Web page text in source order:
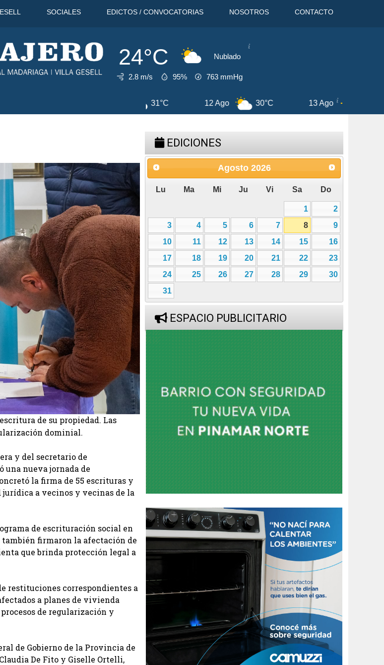
SOCIALES EDICTOS / CONVOCATORIAS NOSOTROS CONTACTO
24°C Nublado
2.8 m/s 95% 763 mmHg
32°C 30°C
de su propiedad. Las
dominial.
y del secretario de
una nueva jornada de
la firma de 55 escrituras y
a vecinos y vecinas de la
de escrituración social en
también firmaron la afectación de
que brinda protección legal a
restituciones correspondientes a
a planes de vivienda
de regularización y
de Gobierno de la Provincia de
De Fito y Giselle Ortelli,
EDICIONES
Agosto 2026
Lu Ma Mi Ju Vi Sa Do
1
2
3
4 5 6 7 8
9
10
11 12 13 14 15
16
17
18 19 20 21 22
23
24
25 26 27 28 29
30
31
ESPACIO PUBLICITARIO